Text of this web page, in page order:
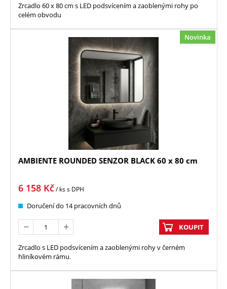
Zrcadlo 60 x 80 cm s LED podsvícením a zaoblenými rohy po
celém obvodu
Novinka
AMBIENTE ROUNDED SENZOR BLACK 60 x 80 cm
6 158 Kč/ kss DPH
Doručení do 14 pracovních dnů
KOUPIT
Zrcadlo s LED podsvícením a zaoblenými rohy v černém
hliníkovém rámu.